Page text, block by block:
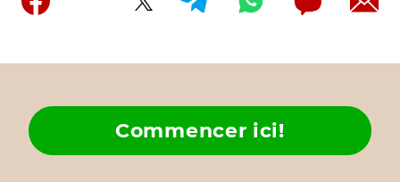
Commencer ici!